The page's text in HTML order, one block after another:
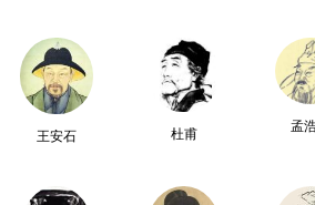
王安石 杜甫
孟